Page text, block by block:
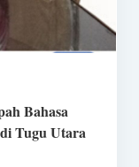
Bahasa
Tugu Utara